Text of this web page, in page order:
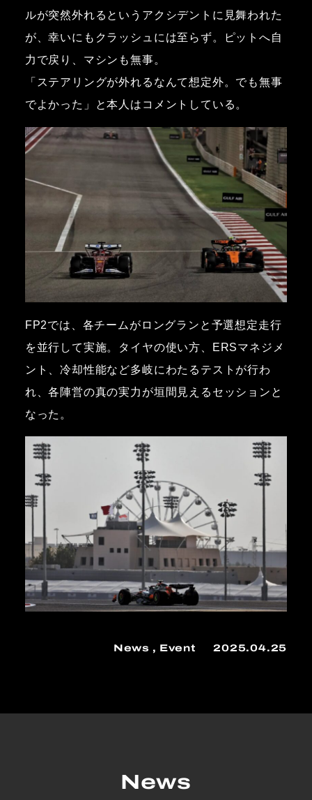
ルが突然外れるというアクシデントに見舞われた
が、幸いにもクラッシュには至らず。ピットへ自
力で戻り、マシンも無事。
「ステアリングが外れるなんて想定外。でも無事
でよかった」と本人はコメントしている。
FP2では、各チームがロングランと予選想定走行
を並行して実施。タイヤの使い方、ERSマネジメ
ント、冷却性能など多岐にわたるテストが行わ
れ、各陣営の真の実力が垣間見えるセッションと
なった。
News Event 2025.04.25
News